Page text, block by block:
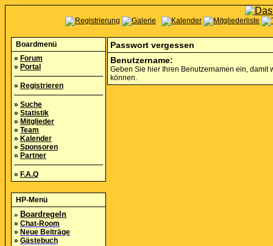
Boardmenü
» Forum
» Portal
» Registrieren
» Suche
» Statistik
» Mitglieder
» Team
» Kalender
» Sponsoren
» Partner
» F.A.Q
HP-Menü
» Boardregeln
» Chat-Room
» Neue Beiträge
» Gästebuch
Passwort vergessen
Benutzername:
Geben Sie hier Ihren Benutzernamen ein, damit
können.